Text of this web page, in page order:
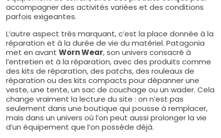
accompagner des activités variées et des conditions
parfois exigeantes.
L’autre aspect très marquant, c’est la place donnée à la
réparation et à la durée de vie du matériel. Patagonia
met en avant Worn Wear, son univers consacré à
l’entretien et à la réparation, avec des produits comme
des kits de réparation, des patchs, des rouleaux de
réparation ou des kits compacts pour dépanner une
veste, une tente, un sac de couchage ou un wader. Cela
change vraiment la lecture du site : on n’est pas
seulement dans une boutique qui pousse à remplacer,
mais dans un univers où l’on peut aussi prolonger la vie
d’un équipement que l’on possède déjà.